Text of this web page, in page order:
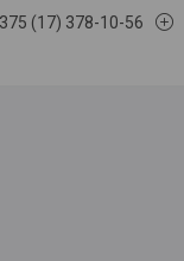
(17) 378-10-56